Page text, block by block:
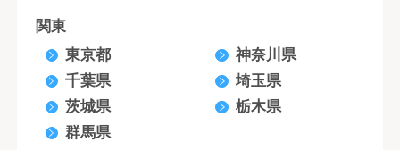
関東
東京都
神奈川県
千葉県
埼玉県
茨城県
栃木県
群馬県